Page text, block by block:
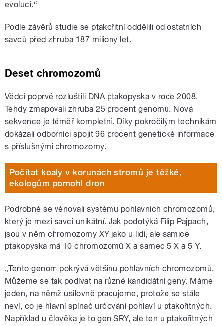
evoluci.“
Podle závěrů studie se ptakořitní oddělili od ostatních
savců před zhruba 187 miliony let.
Deset chromozomů
Vědci poprvé rozluštili DNA ptakopyska v roce 2008.
Tehdy zmapovali zhruba 25 procent genomu. Nová
sekvence je téměř kompletní. Díky pokročilým technikám
dokázali odborníci spojit 96 procent genetické informace
s příslušnými chromozomy.
Počítat koaly v korunách stromů je těžké,
ekologům pomohl dron
Podrobně se věnovali systému pohlavních chromozomů,
který je mezi savci unikátní. Jak podotýká Filip Pajpach,
jsou v něm chromozomy XY jako u lidí, ale samice
ptakopyska má 10 chromozomů X a samec 5 X a 5 Y.
„Tento genom pokrývá většinu pohlavních chromozomů.
Můžeme se tak podívat na různé kandidátní geny. Máme
jeden, na němž usilovně pracujeme, protože se stále
neví, co je hlavní spínač určování pohlaví u ptakořitných.
Například u člověka je to gen SRY, ale ten u ptakořitných